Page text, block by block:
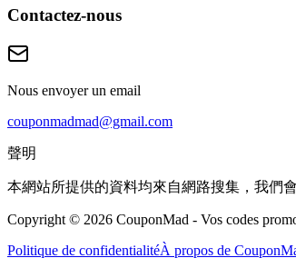
Contactez-nous
Nous envoyer un email
couponmadmad@gmail.com
聲明
本網站所提供的資料均來自網路搜集，我們
Copyright © 2026 CouponMad - Vos codes
Politique de confidentialitéÀ propos de